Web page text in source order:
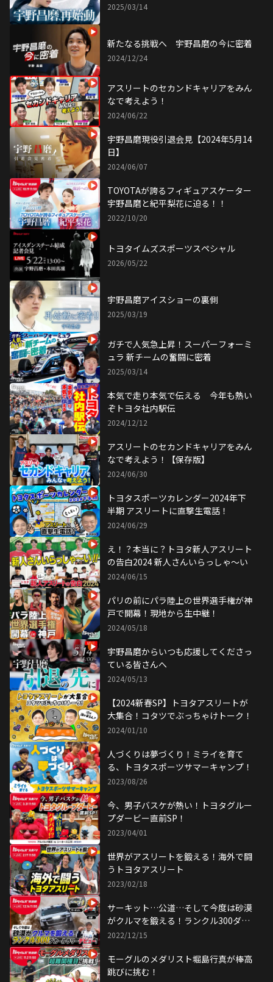
2025/03/14
新たなる挑戦へ 宇野昌磨の今に密着
2024/12/24
アスリートのセカンドキャリアをみん
なで考えよう！
2024/06/22
宇野昌磨現役引退会見【2024年5月14
日】
2024/06/07
TOYOTAが誇るフィギュアスケーター
宇野昌磨と紀平梨花に迫る！！
2022/10/20
トヨタイムズスポーツスペシャル
2026/05/22
宇野昌磨アイスショーの裏側
2025/03/19
ガチで人気急上昇！スーパーフォーミ
ュラ 新チームの奮闘に密着
2025/03/14
本気で走り本気で伝える 今年も熱い
ぞトヨタ社内駅伝
2024/12/12
アスリートのセカンドキャリアをみん
なで考えよう！【保存版】
2024/06/30
トヨタスポーツカレンダー2024年下
半期 アスリートに直撃生電話！
2024/06/29
え！？本当に？トヨタ新人アスリート
の告白2024 新人さんいらっしゃ〜い
2024/06/15
パリの前にパラ陸上の世界選手権が神
戸で開幕！現地から生中継！
2024/05/18
宇野昌磨からいつも応援してくださっ
ている皆さんへ
2024/05/13
【2024新春SP】トヨタアスリートが
大集合！コタツでぶっちゃけトーク！
2024/01/10
人づくりは夢づくり！ミライを育て
る、トヨタスポーツサマーキャンプ！
2023/08/26
今、男子バスケが熱い！トヨタグルー
プダービー直前SP！
2023/04/01
世界がアスリートを鍛える！海外で闘
うトヨタアスリート
2023/02/18
サーキット…公道…そして今度は砂漠
がクルマを鍛える！ランクル300ダカ
ールラリーデビュー！
2022/12/15
モーグルのメダリスト堀島行真が棒高
跳びに挑む！